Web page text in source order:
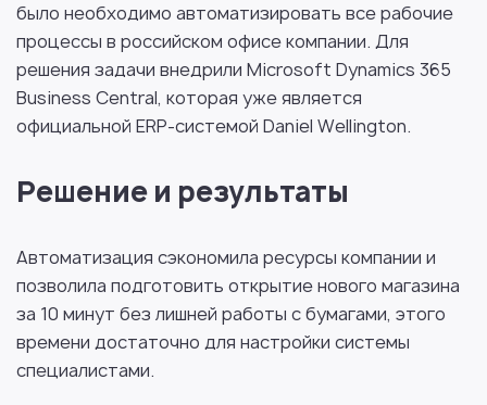
было необходимо автоматизировать все рабочие
процессы в российском офисе компании. Для
решения задачи внедрили Microsoft Dynamics 365
Business Central, которая уже является
официальной ERP-системой Daniel Wellington.
Решение и результаты
Автоматизация сэкономила ресурсы компании и
позволила подготовить открытие нового магазина
за 10 минут без лишней работы с бумагами, этого
времени достаточно для настройки системы
специалистами.